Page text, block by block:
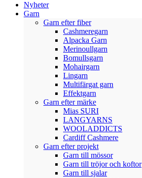
Nyheter
Garn
Garn efter fiber
Cashmeregarn
Alpacka Garn
Merinoullgarn
Bomullsgarn
Mohairgarn
Lingarn
Multifärgat garn
Effektgarn
Garn efter märke
Mias SURI
LANGYARNS
WOOLADDICTS
Cardiff Cashmere
Garn efter projekt
Garn till mössor
Garn till tröjor och koftor
Garn till sjalar